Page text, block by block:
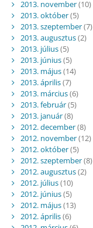
2013. november(10)
2013. október(5)
2013. szeptember(7)
2013. augusztus(2)
2013. július(5)
2013. június(5)
2013. május(14)
2013. április(7)
2013. március(6)
2013. február(5)
2013. január(8)
2012. december(8)
2012. november(12)
2012. október(5)
2012. szeptember(8)
2012. augusztus(2)
2012. július(10)
2012. június(5)
2012. május(13)
2012. április(6)